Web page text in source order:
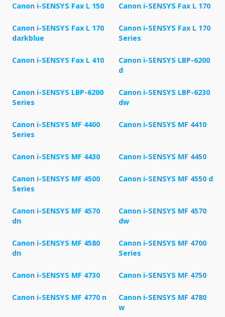
Canon i-SENSYS Fax L 150 Canon i-SENSYS Fax L 170
Canon i-SENSYS Fax L 170
darkblue
Canon i-SENSYS Fax L 170
Series
Canon i-SENSYS Fax L 410
Canon i-SENSYS LBP-6200
d
Canon i-SENSYS LBP-6200
Series
Canon i-SENSYS LBP-6230
dw
Canon i-SENSYS MF 4400
Series
Canon i-SENSYS MF 4410
Canon i-SENSYS MF 4430 Canon i-SENSYS MF 4450
Canon i-SENSYS MF 4500
Series
Canon i-SENSYS MF 4550 d
Canon i-SENSYS MF 4570
dn
Canon i-SENSYS MF 4570
dw
Canon i-SENSYS MF 4580
dn
Canon i-SENSYS MF 4700
Series
Canon i-SENSYS MF 4730 Canon i-SENSYS MF 4750
Canon i-SENSYS MF 4770 n
Canon i-SENSYS MF 4780
w